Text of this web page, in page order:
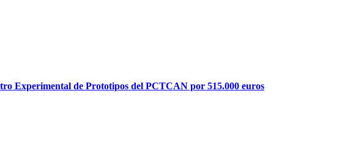
Experimental de Prototipos del PCTCAN por 515.000 euros